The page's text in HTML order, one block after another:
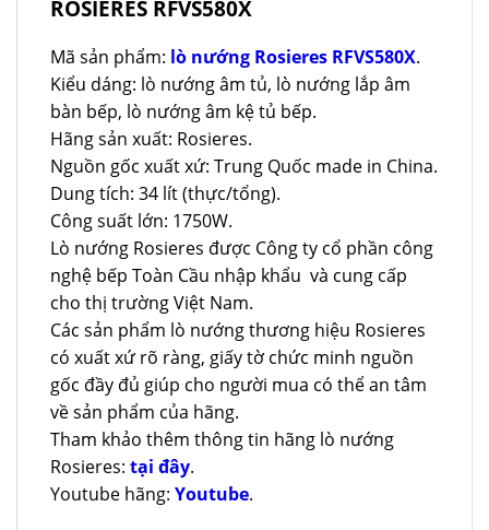
ROSIERES RFVS580X
Mã sản phẩm: lò nướng Rosieres RFVS580X.
Kiểu dáng: lò nướng âm tủ, lò nướng lắp âm
bàn bếp, lò nướng âm kệ tủ bếp.
Hãng sản xuất: Rosieres.
Nguồn gốc xuất xứ: Trung Quốc made in China.
Dung tích: 34 lít (thực/tổng).
Công suất lớn: 1750W.
Lò nướng Rosieres được Công ty cổ phần công
nghệ bếp Toàn Cầu nhập khẩu và cung cấp
cho thị trường Việt Nam.
Các sản phẩm lò nướng thương hiệu Rosieres
có xuất xứ rõ ràng, giấy tờ chức minh nguồn
gốc đầy đủ giúp cho người mua có thể an tâm
về sản phẩm của hãng.
Tham khảo thêm thông tin hãng lò nướng
Rosieres: tại đây.
Youtube hãng: Youtube.